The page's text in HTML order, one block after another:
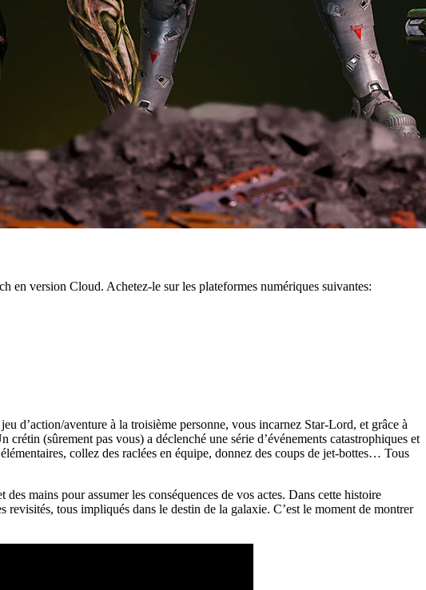
version Cloud. Achetez-le sur les plateformes numériques suivantes:
d’action/aventure à la troisième personne, vous incarnez Star-Lord, et grâce à
(sûrement pas vous) a déclenché une série d’événements catastrophiques et
collez des raclées en équipe, donnez des coups de jet-bottes… Tous
mains pour assumer les conséquences de vos actes. Dans cette histoire
tous impliqués dans le destin de la galaxie. C’est le moment de montrer